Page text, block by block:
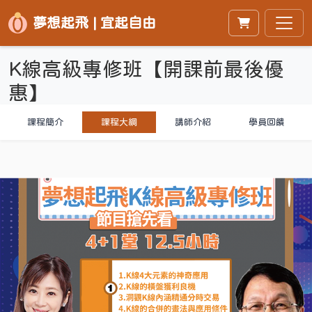
夢想起飛 | 宜起自由
K線高級專修班【開課前最後優
惠】
課程簡介 課程大綱 講師介紹 學員回饋